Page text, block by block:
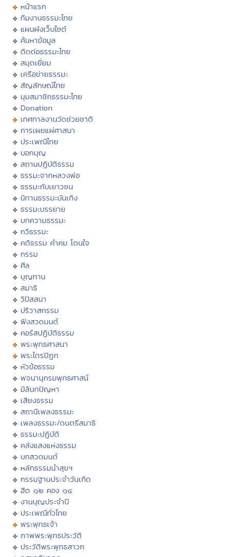
หน้าแรก
ทีมงานธรรมะไทย
แผนผังเว็บไซต์
ค้นหาข้อมูล
ติดต่อธรรมะไทย
สมุดเยี่ยม
เครือข่ายธรรมะ
สัญลักษณ์ไทย
มุมสมาชิกธรรมะไทย
Donation
เทศกาลงานวัดช่วยชาติ
การเผยแผ่ศาสนา
ประเพณีไทย
บอกบุญ
สถานปฏิบัติธรรม
ธรรมะจากหลวงพ่อ
ธรรมะกับเยาวชน
นิทานธรรมะบันเทิง
ธรรมะบรรยาย
บทความธรรมะ
กวีธรรมะ
คติธรรม คำคม โดนใจ
กรรม
ศีล
บุญทาน
สมาธิ
วิปัสสนา
ปริวาสกรรม
ฟังสวดมนต์
คอร์สปฏิบัติธรรม
พระพุทธศาสนา
พระไตรปิฏก
หัวข้อธรรม
พจนานุกรมพุทธศาสน์
มิลินทปัญหา
เสียงธรรม
สถานีเพลงธรรมะ
เพลงธรรมะ/ดนตรีสมาธิ
ธรรมะปฏิบัติ
คลังแสงแห่งธรรม
บทสวดมนต์
หลักธรรมนำสุขฯ
กรรมฐานประจำวันเกิด
ฮีต ๑๒ คอง ๑๔
งานบุญประจำปี
ประเพณีทั่วไทย
พระพุทธเจ้า
ภาพพระพุทธประวัติ
ประวัติพระพุทธสาวก